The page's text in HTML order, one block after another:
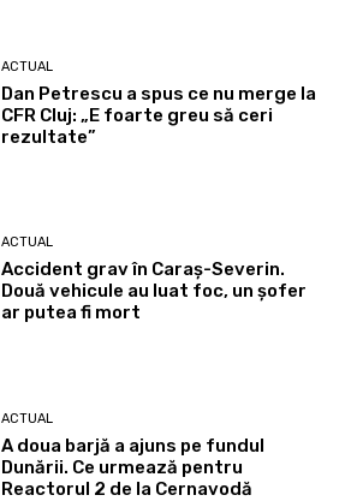
ACTUAL
Dan Petrescu a spus ce nu merge la
CFR Cluj: „E foarte greu să ceri
rezultate”
ACTUAL
Accident grav în Caraș-Severin.
Două vehicule au luat foc, un șofer
ar putea fi mort
ACTUAL
A doua barjă a ajuns pe fundul
Dunării. Ce urmează pentru
Reactorul 2 de la Cernavodă